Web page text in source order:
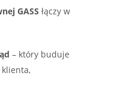
GASS łączy w
– który buduje